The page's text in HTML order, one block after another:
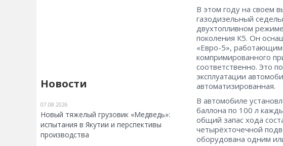
Новости
07.08.2026
Новый тяжелый грузовик «Медведь»:
испытания в Якутии и перспективы
производства
В этом году на своем
газодизельный
двухтопливном
поколения К5. Он
«Евро-5»,
компримированного
соответственно. Это
эксплуатации
автоматизированная.
В автомобиле
баллона по 100 л
общий запас хода
четырёхточечной
оборудована одним